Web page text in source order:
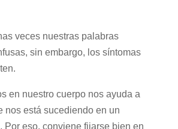
veces nuestras palabras
sin embargo, los síntomas
en nuestro cuerpo nos ayuda a
nos está sucediendo en un
Por eso, conviene fijarse bien en